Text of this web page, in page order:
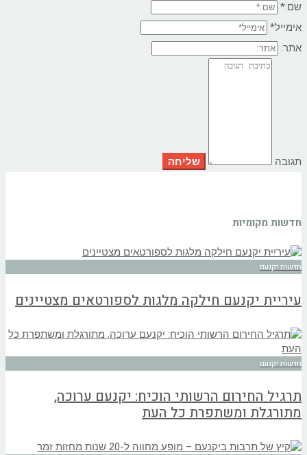
שם:*
אימייל*
אתר:
תגובה
חדשות מקומיות
חדשות יקנעם
עיריית יקנעם חילקה מלגות לספורטאים מצטיינים
חדשות יקנעם
תרגיל החירום הרשותי הוכיח: יקנעם ערוכה,
מתורגלת ומשתפרת כל העת